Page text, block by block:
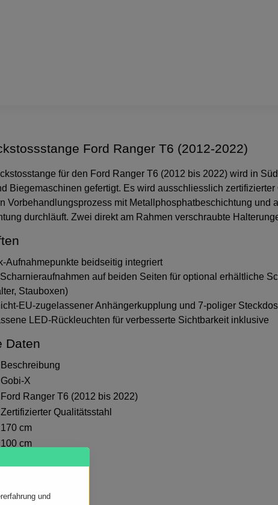
Ford Ranger T6 (2012-2022)
für den Ford Ranger T6 (2012 bis 2022) wird in
Biegemaschinen gefertigt. Es wird ausschliesslich
Vorbehandlungsprozess mit Metallphosphatbeschichtung und
durchläuft. Zwei direkt am Rahmen verschraubte
Aufnahmepunkte beidseitig integriert
Scharnieraufnahmen auf beiden Seiten für optional erhältliche
Stauboxen)
EU-zugelassener Anhängerkupplung und 7-poliger
LED-Rückleuchten für verbesserte Sichtbarkeit inklusive
Daten
Beschreibung
Gobi-X
Ford Ranger T6 (2012 bis 2022)
Zertifizierter Qualitätsstahl
170 cm
100 cm
und